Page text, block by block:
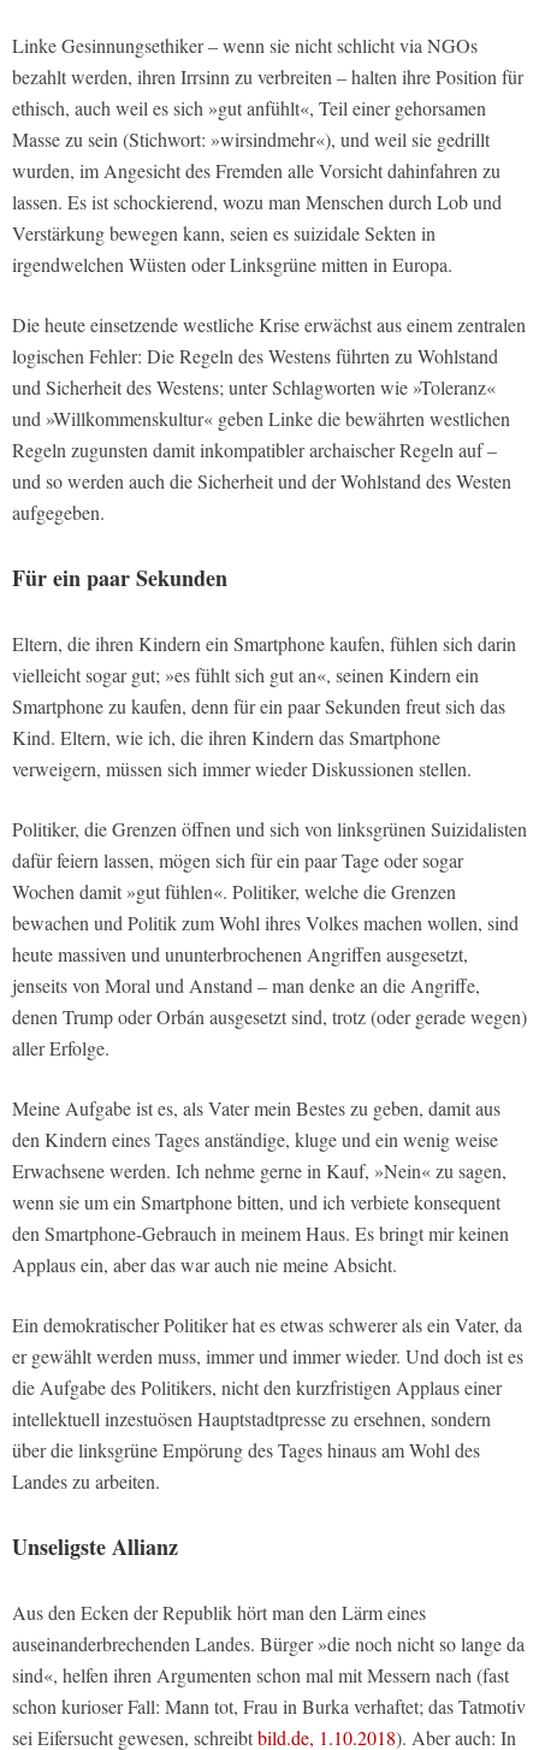
Linke Gesinnungsethiker – wenn sie nicht schlicht via NGOs
bezahlt werden, ihren Irrsinn zu verbreiten – halten ihre Position für
ethisch, auch weil es sich »gut anfühlt«, Teil einer gehorsamen
Masse zu sein (Stichwort: »wirsindmehr«), und weil sie gedrillt
wurden, im Angesicht des Fremden alle Vorsicht dahinfahren zu
lassen. Es ist schockierend, wozu man Menschen durch Lob und
Verstärkung bewegen kann, seien es suizidale Sekten in
irgendwelchen Wüsten oder Linksgrüne mitten in Europa.
Die heute einsetzende westliche Krise erwächst aus einem zentralen
logischen Fehler: Die Regeln des Westens führten zu Wohlstand
und Sicherheit des Westens; unter Schlagworten wie »Toleranz«
und »Willkommenskultur« geben Linke die bewährten westlichen
Regeln zugunsten damit inkompatibler archaischer Regeln auf –
und so werden auch die Sicherheit und der Wohlstand des Westen
aufgegeben.
Für ein paar Sekunden
Eltern, die ihren Kindern ein Smartphone kaufen, fühlen sich darin
vielleicht sogar gut; »es fühlt sich gut an«, seinen Kindern ein
Smartphone zu kaufen, denn für ein paar Sekunden freut sich das
Kind. Eltern, wie ich, die ihren Kindern das Smartphone
verweigern, müssen sich immer wieder Diskussionen stellen.
Politiker, die Grenzen öffnen und sich von linksgrünen Suizidalisten
dafür feiern lassen, mögen sich für ein paar Tage oder sogar
Wochen damit »gut fühlen«. Politiker, welche die Grenzen
bewachen und Politik zum Wohl ihres Volkes machen wollen, sind
heute massiven und ununterbrochenen Angriffen ausgesetzt,
jenseits von Moral und Anstand – man denke an die Angriffe,
denen Trump oder Orbán ausgesetzt sind, trotz (oder gerade wegen)
aller Erfolge.
Meine Aufgabe ist es, als Vater mein Bestes zu geben, damit aus
den Kindern eines Tages anständige, kluge und ein wenig weise
Erwachsene werden. Ich nehme gerne in Kauf, »Nein« zu sagen,
wenn sie um ein Smartphone bitten, und ich verbiete konsequent
den Smartphone-Gebrauch in meinem Haus. Es bringt mir keinen
Applaus ein, aber das war auch nie meine Absicht.
Ein demokratischer Politiker hat es etwas schwerer als ein Vater, da
er gewählt werden muss, immer und immer wieder. Und doch ist es
die Aufgabe des Politikers, nicht den kurzfristigen Applaus einer
intellektuell inzestuösen Hauptstadtpresse zu ersehnen, sondern
über die linksgrüne Empörung des Tages hinaus am Wohl des
Landes zu arbeiten.
Unseligste Allianz
Aus den Ecken der Republik hört man den Lärm eines
auseinanderbrechenden Landes. Bürger »die noch nicht so lange da
sind«, helfen ihren Argumenten schon mal mit Messern nach (fast
schon kurioser Fall: Mann tot, Frau in Burka verhaftet; das Tatmotiv
sei Eifersucht gewesen, schreibtbild.de, 1.10.2018). Aber auch: In